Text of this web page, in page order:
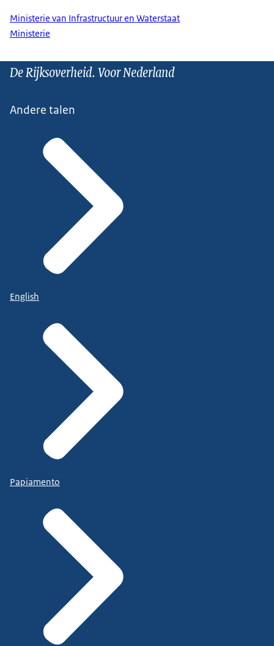
Ministerie van Infrastructuur en Waterstaat
Ministerie
De Rijksoverheid. Voor Nederland
Andere talen
English
Papiamento